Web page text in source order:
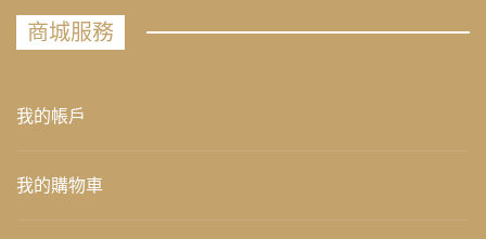
商城服務
我的帳戶
我的購物車